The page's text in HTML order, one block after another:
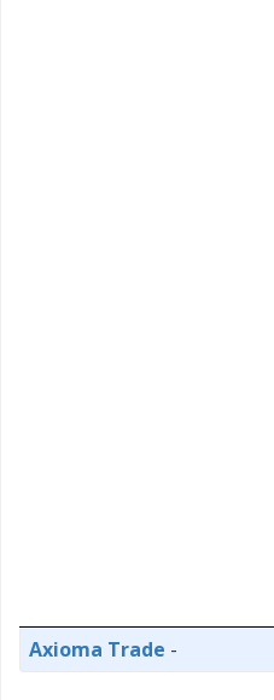
Axioma Trade -